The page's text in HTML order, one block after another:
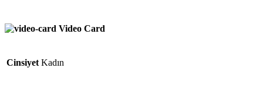
Video Card
Cinsiyet Kadın